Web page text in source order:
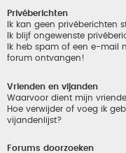
Privéberichten
Ik kan geen privéberichten
Ik blijf ongewenste
Ik heb spam of een e-mail
forum ontvangen!
Vrienden en vijanden
Waarvoor dient mijn
Hoe verwijder of voeg ik
vijandenlijst?
Forums doorzoeken